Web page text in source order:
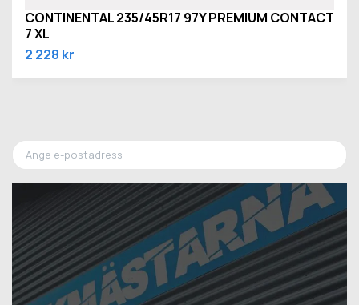
CONTINENTAL 235/45R17 97Y PREMIUM CONTACT
7 XL
2 228 kr